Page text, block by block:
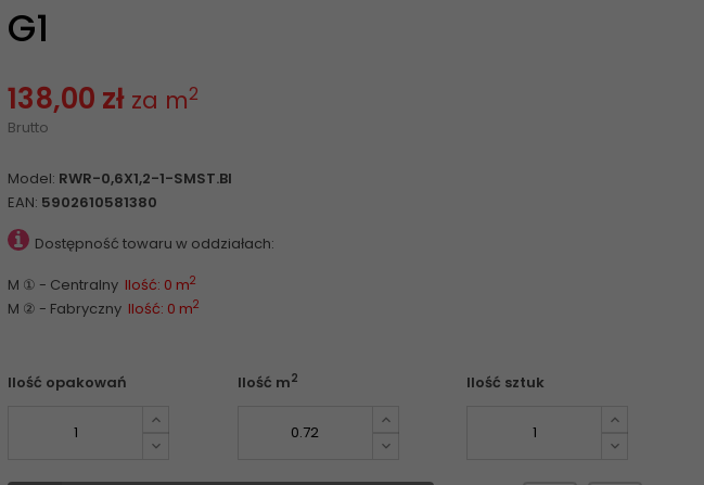
G1
138,00 zł za m2
Brutto
Model: RWR-0,6X1,2-1-SMST.BI
EAN: 5902610581380
Dostępność towaru w oddziałach:
M ① - Centralny Ilość: 0 m2
M ② - Fabryczny Ilość: 0 m2
Ilość opakowań Ilość m2 Ilość sztuk